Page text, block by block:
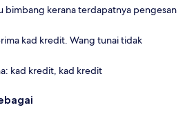
bimbang kerana terdapatnya pengesan
kad kredit. Wang tunai tidak
kad kredit, kad kredit